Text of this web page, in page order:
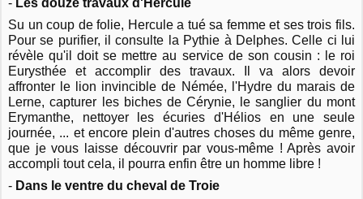
Su un coup de folie, Hercule a tué sa femme et ses trois fils.
Pour se purifier, il consulte la Pythie à Delphes. Celle ci lui
révèle qu'il doit se mettre au service de son cousin : le roi
Eurysthée et accomplir des travaux. Il va alors devoir
affronter le lion invincible de Némée, l'Hydre du marais de
Lerne, capturer les biches de Cérynie, le sanglier du mont
Erymanthe, nettoyer les écuries d'Hélios en une seule
journée, ... et encore plein d'autres choses du même genre,
que je vous laisse découvrir par vous-même ! Après avoir
accompli tout cela, il pourra enfin être un homme libre !
- Dans le ventre du cheval de Troie